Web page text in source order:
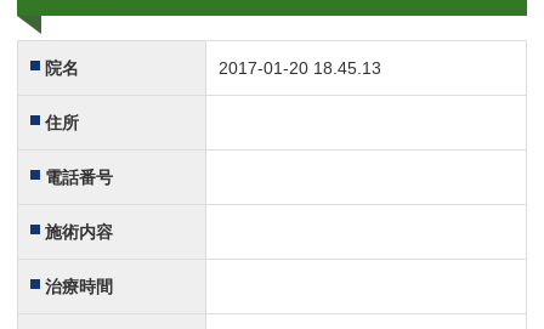
院名 2017-01-20 18.45.13
住所
電話番号
施術内容
治療時間